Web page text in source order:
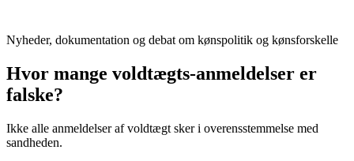
indhold
Nyheder, dokumentation og debat om kønspolitik og kønsforskelle
Hvor mange voldtægts-anmeldelser er
falske?
Ikke alle anmeldelser af voldtægt sker i overensstemmelse med
sandheden.